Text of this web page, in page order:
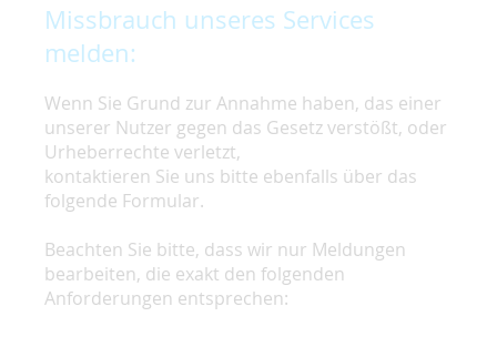
Missbrauch unseres Services
melden:
Wenn Sie Grund zur Annahme haben, das einer
unserer Nutzer gegen das Gesetz verstößt, oder
Urheberrechte verletzt,
kontaktieren Sie uns bitte ebenfalls über das
folgende Formular.
Beachten Sie bitte, dass wir nur Meldungen
bearbeiten, die exakt den folgenden
Anforderungen entsprechen: